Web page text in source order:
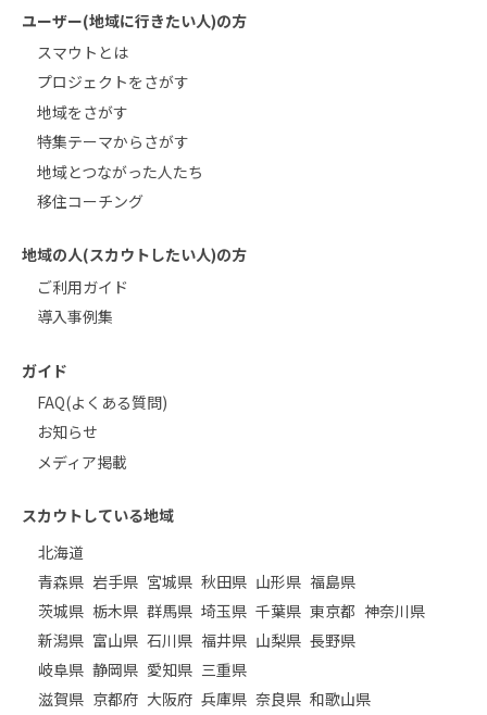
ユーザー(地域に行きたい人)の方
スマウトとは
プロジェクトをさがす
地域をさがす
特集テーマからさがす
地域とつながった人たち
移住コーチング
地域の人(スカウトしたい人)の方
ご利用ガイド
導入事例集
ガイド
FAQ(よくある質問)
お知らせ
メディア掲載
スカウトしている地域
北海道
青森県 岩手県 宮城県 秋田県 山形県 福島県
茨城県 栃木県 群馬県 埼玉県 千葉県 東京都 神奈川県
新潟県 富山県 石川県 福井県 山梨県 長野県
岐阜県 静岡県 愛知県 三重県
滋賀県 京都府 大阪府 兵庫県 奈良県 和歌山県